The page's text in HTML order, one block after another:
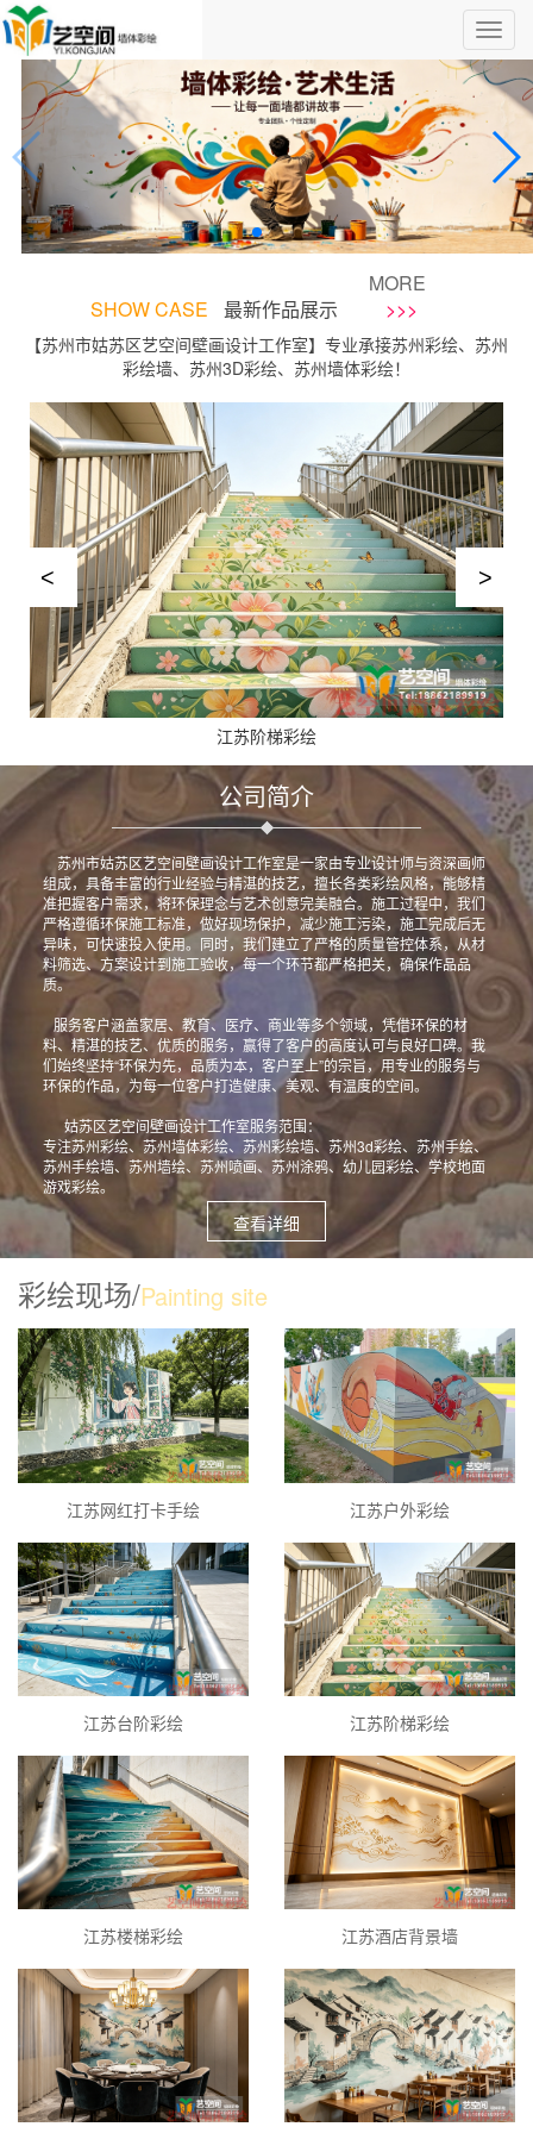
SHOW CASE 最新作品展示
MORE
>>>
【苏州市姑苏区艺空间壁画设计工作室】专业承接苏州彩绘、苏州
彩绘墙、苏州3D彩绘、苏州墙体彩绘！
江苏阶梯彩绘
公司简介
苏州市姑苏区艺空间壁画设计工作室是一家由专业设计师与资深画师
组成，具备丰富的行业经验与精湛的技艺，擅长各类彩绘风格，能够精
准把握客户需求，将环保理念与艺术创意完美融合。施工过程中，我们
严格遵循环保施工标准，做好现场保护，减少施工污染，施工完成后无
异味，可快速投入使用。同时，我们建立了严格的质量管控体系，从材
料筛选、方案设计到施工验收，每一个环节都严格把关，确保作品品
质。
服务客户涵盖家居、教育、医疗、商业等多个领域，凭借环保的材
料、精湛的技艺、优质的服务，赢得了客户的高度认可与良好口碑。我
们始终坚持“环保为先，品质为本，客户至上”的宗旨，用专业的服务与
环保的作品，为每一位客户打造健康、美观、有温度的空间。
姑苏区艺空间壁画设计工作室服务范围：
专注苏州彩绘、苏州墙体彩绘、苏州彩绘墙、苏州3d彩绘、苏州手绘、
苏州手绘墙、苏州墙绘、苏州喷画、苏州涂鸦、幼儿园彩绘、学校地面
游戏彩绘。
查看详细
彩绘现场/Painting site
江苏网红打卡手绘 江苏户外彩绘
江苏台阶彩绘 江苏阶梯彩绘
江苏楼梯彩绘 江苏酒店背景墙